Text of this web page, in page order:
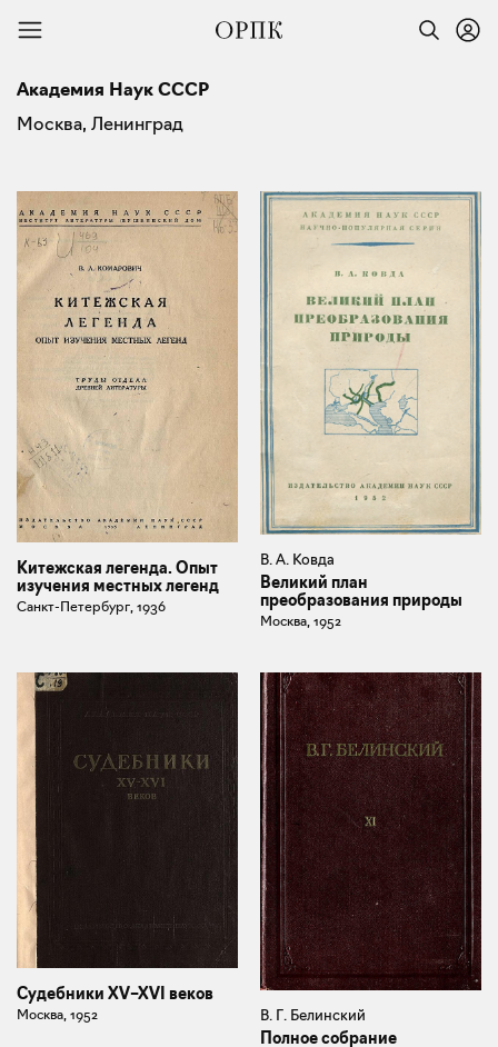
Академия Наук СССР
Москва, Ленинград
Китежская легенда. Опыт
изучения местных легенд
Санкт-Петербург, 1936
В. А. Ковда
Великий план
преобразования природы
Москва, 1952
Судебники XV–XVI веков
Москва, 1952 В. Г. Белинский
Полное собрание